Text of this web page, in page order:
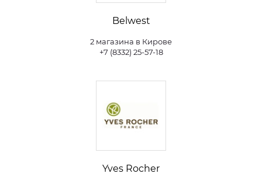
Belwest
2 магазина в Кирове
+7 (8332) 25-57-18
Yves Rocher